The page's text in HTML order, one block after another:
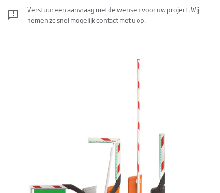
Verstuur een aanvraag met de wensen voor uw project. Wij
nemen zo snel mogelijk contact met u op.